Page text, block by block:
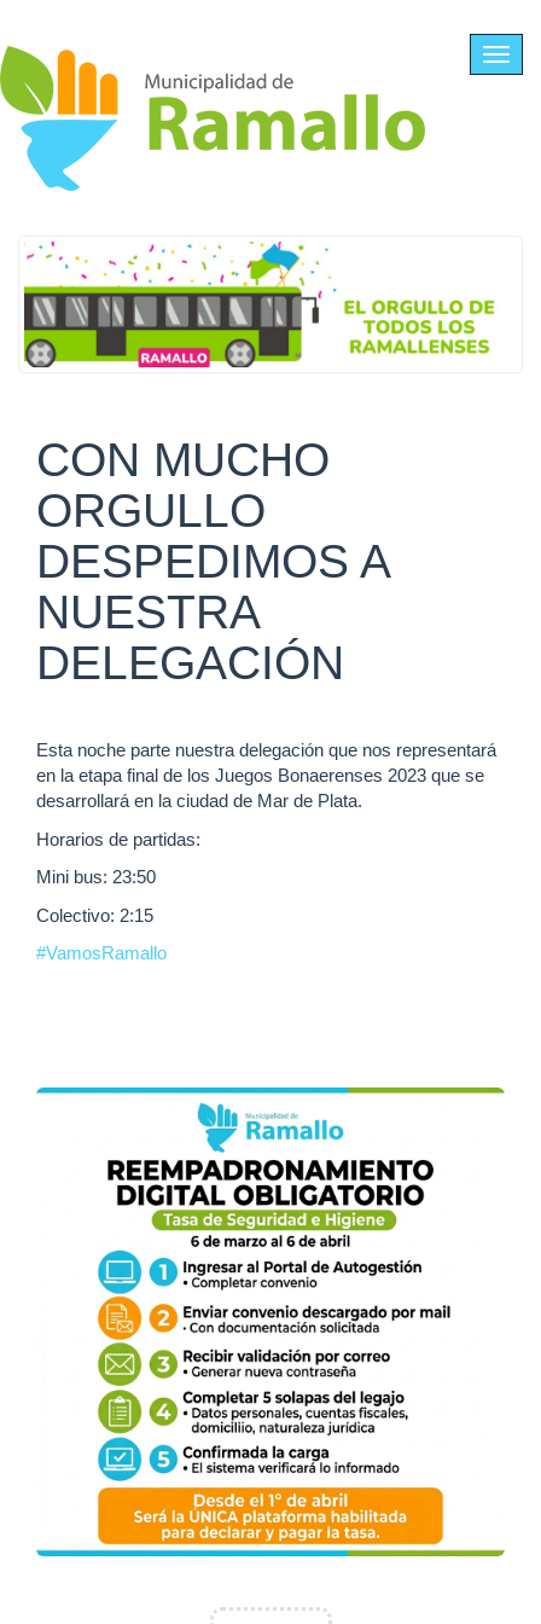
CON MUCHO
ORGULLO
DESPEDIMOS A
NUESTRA
DELEGACIÓN
Esta noche parte nuestra delegación que nos representará
en la etapa final de los Juegos Bonaerenses 2023 que se
desarrollará en la ciudad de Mar de Plata.
Horarios de partidas:
Mini bus: 23:50
Colectivo: 2:15
#VamosRamallo